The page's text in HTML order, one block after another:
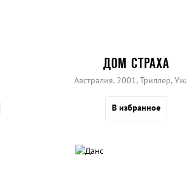
ДОМ СТРАХА
Австралия, 2001, Триллер,
В избранное